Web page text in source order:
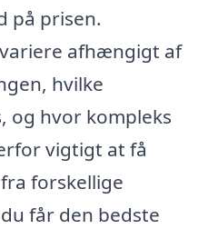
på prisen.
afhængigt af
hvilke
og hvor kompleks
vigtigt at få
forskellige
får den bedste